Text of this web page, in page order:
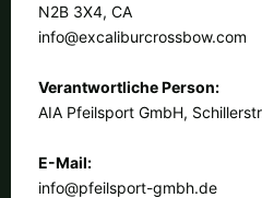
N2B 3X4, CA
info@excaliburcrossbow.com
Verantwortliche Person:
AIA Pfeilsport GmbH,
E-Mail:
info@pfeilsport-gmbh.de